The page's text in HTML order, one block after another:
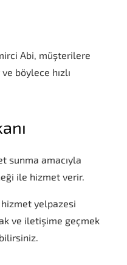
Abi, müşterilere
böylece hızlı
sunma amacıyla
ile hizmet verir.
hizmet yelpazesi
ve iletişime geçmek